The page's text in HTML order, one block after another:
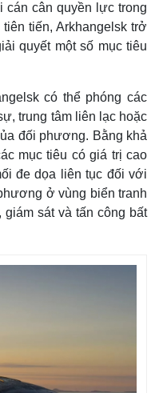
cán cân quyền lực trong
tiến, Arkhangelsk trở
quyết một số mục tiêu
có thể phóng các
trung tâm liên lạc hoặc
đối phương. Bằng khả
mục tiêu có giá trị cao
đe dọa liên tục đối với
ở vùng biển tranh
giám sát và tấn công bất